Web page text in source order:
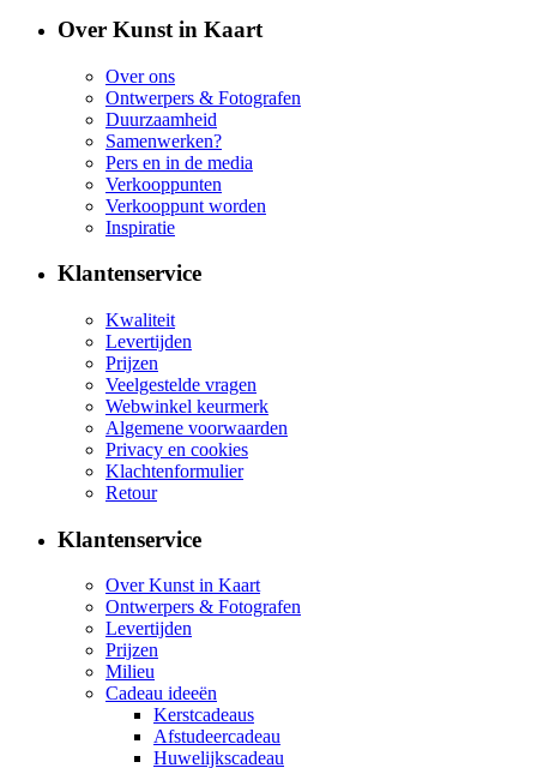
Over Kunst in Kaart
Over ons
Ontwerpers & Fotografen
Duurzaamheid
Samenwerken?
Pers en in de media
Verkooppunten
Verkooppunt worden
Inspiratie
Klantenservice
Kwaliteit
Levertijden
Prijzen
Veelgestelde vragen
Webwinkel keurmerk
Algemene voorwaarden
Privacy en cookies
Klachtenformulier
Retour
Klantenservice
Over Kunst in Kaart
Ontwerpers & Fotografen
Levertijden
Prijzen
Milieu
Cadeau ideeën
Kerstcadeaus
Afstudeercadeau
Huwelijkscadeau